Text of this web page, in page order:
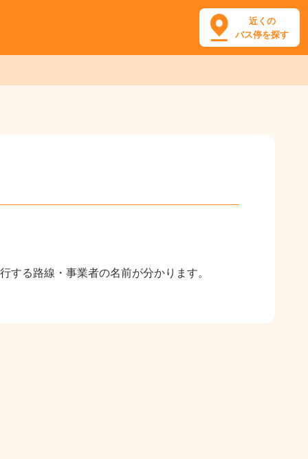
近くの
バス停を探す
る路線・事業者の名前が分かります。